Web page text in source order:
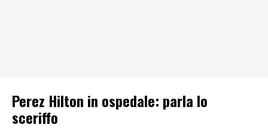
Perez Hilton in ospedale: parla lo
sceriffo